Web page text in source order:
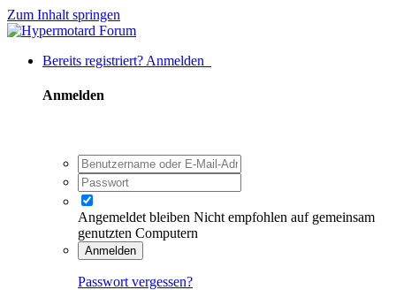
Zum Inhalt springen
Bereits registriert? Anmelden
Anmelden
Angemeldet bleiben Nicht empfohlen auf gemeinsam
genutzten Computern
Anmelden
Passwort vergessen?